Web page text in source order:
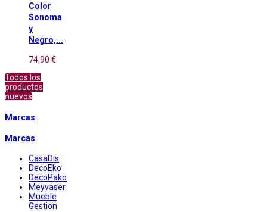
Color
Sonoma
y
Negro,...
74,90 €
Todos los
productos
nuevos
Marcas
Marcas
CasaDis
DecoEko
DecoPako
Meyvaser
Mueble
Gestion